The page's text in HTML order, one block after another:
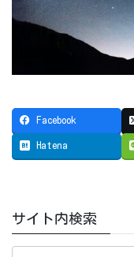
Facebook
Hatena
サイト内検索